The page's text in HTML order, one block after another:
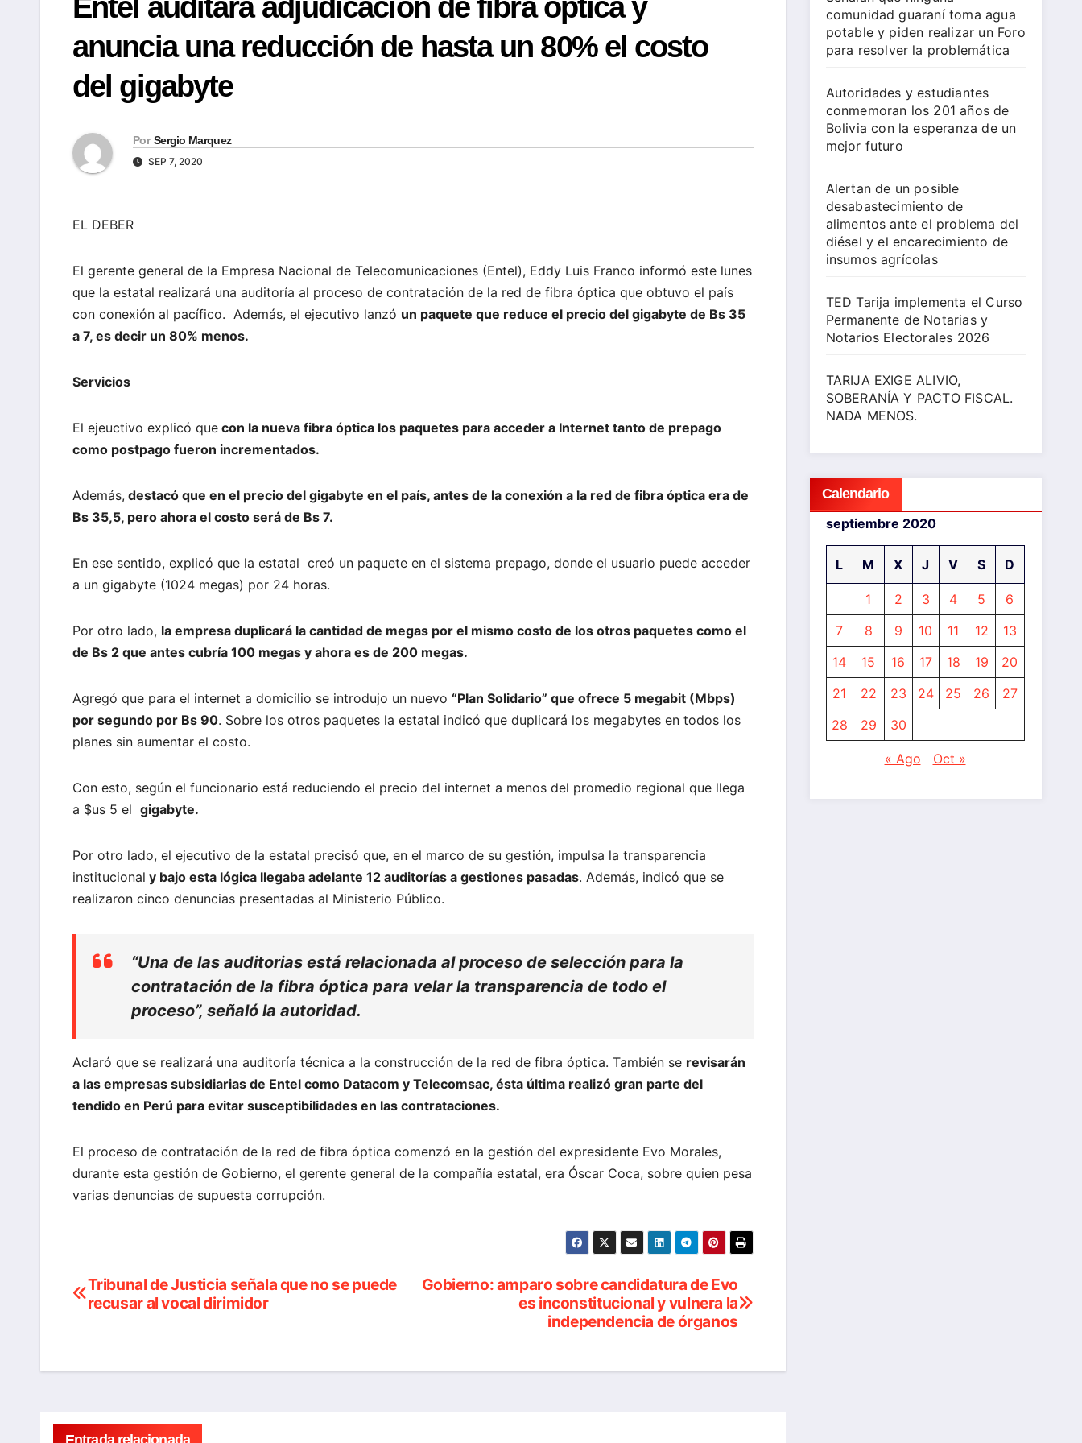
Entel auditará adjudicación de fibra óptica y
anuncia una reducción de hasta un 80% el costo
del gigabyte
Por Sergio Marquez
SEP 7, 2020
EL DEBER
El gerente general de la Empresa Nacional de Telecomunicaciones (Entel), Eddy Luis Franco informó este lunes
que la estatal realizará una auditoría al proceso de contratación de la red de fibra óptica que obtuvo el país
con conexión al pacífico. Además, el ejecutivo lanzó un paquete que reduce el precio del gigabyte de Bs 35
a 7, es decir un 80% menos.
Servicios
El ejeuctivo explicó que con la nueva fibra óptica los paquetes para acceder a Internet tanto de prepago
como postpago fueron incrementados.
Además, destacó que en el precio del gigabyte en el país, antes de la conexión a la red de fibra óptica era de
Bs 35,5, pero ahora el costo será de Bs 7.
En ese sentido, explicó que la estatal creó un paquete en el sistema prepago, donde el usuario puede acceder
a un gigabyte (1024 megas) por 24 horas.
Por otro lado, la empresa duplicará la cantidad de megas por el mismo costo de los otros paquetes como el
de Bs 2 que antes cubría 100 megas y ahora es de 200 megas.
Agregó que para el internet a domicilio se introdujo un nuevo “Plan Solidario” que ofrece 5 megabit (Mbps)
por segundo por Bs 90. Sobre los otros paquetes la estatal indicó que duplicará los megabytes en todos los
planes sin aumentar el costo.
Con esto, según el funcionario está reduciendo el precio del internet a menos del promedio regional que llega
a $us 5 el gigabyte.
Por otro lado, el ejecutivo de la estatal precisó que, en el marco de su gestión, impulsa la transparencia
institucional y bajo esta lógica llegaba adelante 12 auditorías a gestiones pasadas. Además, indicó que se
realizaron cinco denuncias presentadas al Ministerio Público.
“Una de las auditorias está relacionada al proceso de selección para la
contratación de la fibra óptica para velar la transparencia de todo el
proceso”, señaló la autoridad.
Aclaró que se realizará una auditoría técnica a la construcción de la red de fibra óptica. También se revisarán
a las empresas subsidiarias de Entel como Datacom y Telecomsac, ésta última realizó gran parte del
tendido en Perú para evitar susceptibilidades en las contrataciones.
El proceso de contratación de la red de fibra óptica comenzó en la gestión del expresidente Evo Morales,
durante esta gestión de Gobierno, el gerente general de la compañía estatal, era Óscar Coca, sobre quien pesa
varias denuncias de supuesta corrupción.
Navegación
Gobierno: amparo sobre candidatura de Evo
es inconstitucional y vulnera la
independencia de órganos
Tribunal de Justicia señala que no se puede
recusar al vocal dirimidor
Entrada relacionada
comunidad guaraní toma agua
potable y piden realizar un Foro
para resolver la problemática
Autoridades y estudiantes
conmemoran los 201 años de
Bolivia con la esperanza de un
mejor futuro
Alertan de un posible
desabastecimiento de
alimentos ante el problema del
diésel y el encarecimiento de
insumos agrícolas
TED Tarija implementa el Curso
Permanente de Notarias y
Notarios Electorales 2026
TARIJA EXIGE ALIVIO,
SOBERANÍA Y PACTO FISCAL.
NADA MENOS.
Calendario
septiembre 2020
L M X J V S D
1 2 3 4 5
6
7
8 9 10 11 12
13
14
15 16 17 18 19
20
21
22 23 24 25 26
27
28
29 30
« Ago Oct »